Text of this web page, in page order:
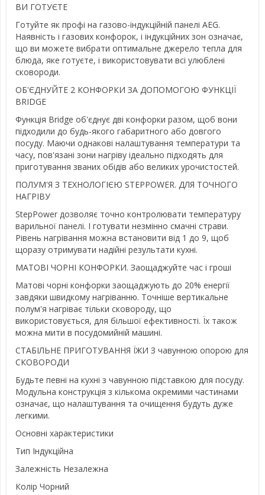
ВИ ГОТУЄТЕ
Готуйте як профі на газово-індукційній панелі AEG.
Наявність і газових конфорок, і індукційних зон означає,
що ви можете вибрати оптимальне джерело тепла для
блюда, яке готуєте, і використовувати всі улюблені
сковороди.
ОБ'ЄДНУЙТЕ 2 КОНФОРКИ ЗА ДОПОМОГОЮ ФУНКЦІЇ
BRIDGE
Функція Bridge об'єднує дві конфорки разом, щоб вони
підходили до будь-якого габаритного або довгого
посуду. Маючи однакові налаштування температури та
часу, пов'язані зони нагріву ідеально підходять для
приготування званих обідів або великих урочистостей.
ПОЛУМ'Я З ТЕХНОЛОГІЄЮ STEPPOWER. ДЛЯ ТОЧНОГО
НАГРІВУ
StepPower дозволяє точно контролювати температуру
варильної панелі. І готувати незмінно смачні страви.
Рівень нагрівання можна встановити від 1 до 9, щоб
щоразу отримувати надійні результати кухні.
МАТОВІ ЧОРНІ КОНФОРКИ. Заощаджуйте час і гроші
Матові чорні конфорки заощаджують до 20% енергії
завдяки швидкому нагріванню. Точніше вертикальне
полум'я нагріває тільки сковороду, що
використовується, для більшої ефективності. Їх також
можна мити в посудомийній машині.
СТАБІЛЬНЕ ПРИГОТУВАННЯ ЇЖИ З чавунною опорою для
СКОВОРОДИ
Будьте певні на кухні з чавунною підставкою для посуду.
Модульна конструкція з кількома окремими частинами
означає, що налаштування та очищення будуть дуже
легкими.
Основні характеристики
Тип Індукційна
Залежність Незалежна
Колір Чорний